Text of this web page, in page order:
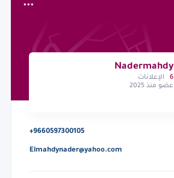
Nadermahdy
6
الإعلانات
عضو منذ 2025
+9660597300105
Elmahdynader@yahoo.com